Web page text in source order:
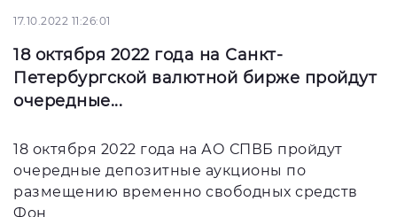
17.10.2022 11:26:01
18 октября 2022 года на Санкт-
Петербургской валютной бирже пройдут
очередные...
18 октября 2022 года на АО СПВБ пройдут
очередные депозитные аукционы по
размещению временно свободных средств
Фон